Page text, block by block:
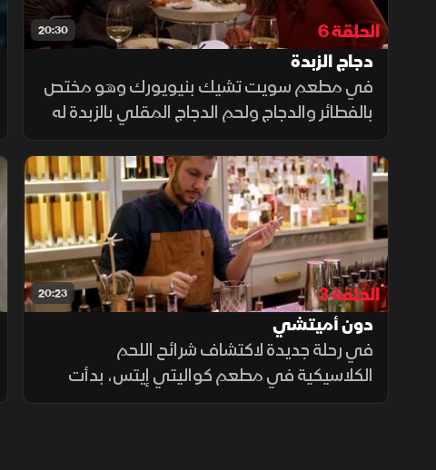
20:30
الحلقة 6
دجاج الزبدة
في مطعم سويت تشيك بنيويورك وهو مختص
بالفطائر والدجاج ولحم الدجاج المقلي بالزبدة له
نكهة مميزة حيث يتم نقعه في الشاي الحلو
وشاي الفطور الإنجليزي ويخلط بالملح والسكر
والأعشاب والتوابل.
20:23
الحلقة 3
دون أميتشي
في رحلة جديدة لاكتشاف شرائح اللحم
الكلاسيكية في مطعم كواليتي إيتس، بدأت
بمشروب كراكر جاك وهو عصير بوليت مع الفول